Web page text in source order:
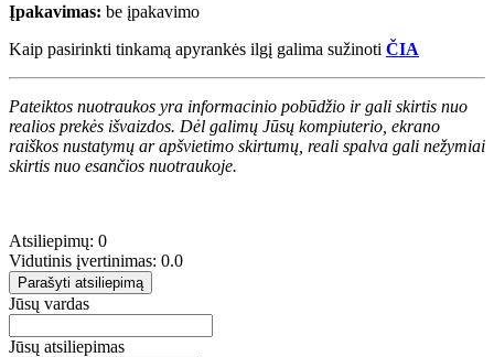
Įpakavimas: be įpakavimo
Kaip pasirinkti tinkamą apyrankės ilgį galima sužinoti ČIA
Pateiktos nuotraukos yra informacinio pobūdžio ir gali skirtis nuo
realios prekės išvaizdos. Dėl galimų Jūsų kompiuterio, ekrano
raiškos nustatymų ar apšvietimo skirtumų, reali spalva gali nežymiai
skirtis nuo esančios nuotraukoje.
Atsiliepimų: 0
Vidutinis įvertinimas: 0.0
Parašyti atsiliepimą
Jūsų vardas
Jūsų atsiliepimas